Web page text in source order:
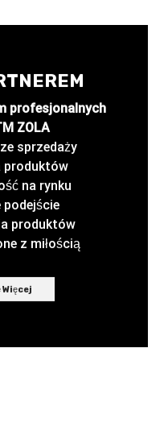
profesjonalnych
ZOLA
sprzedaży
produktów
na rynku
podejście
produktów
z miłością
Więcej